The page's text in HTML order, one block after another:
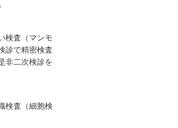
検査（マンモ
診で精密検査
非二次検診を
検査（細胞検